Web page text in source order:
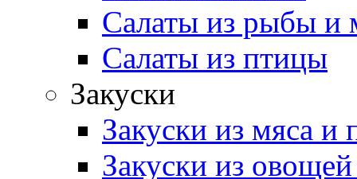
Салаты из рыбы и
Салаты из птицы
Закуски
Закуски из мяса и
Закуски из